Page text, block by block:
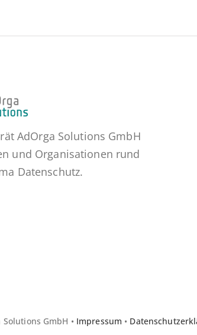
AdOrga Solutions GmbH
und Organisationen rund
Datenschutz.
GmbH • Impressum •